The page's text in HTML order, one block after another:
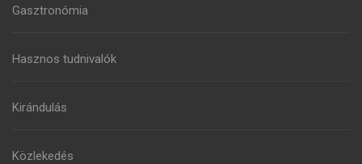
Gasztronómia
Hasznos tudnivalók
Kirándulás
Közlekedés